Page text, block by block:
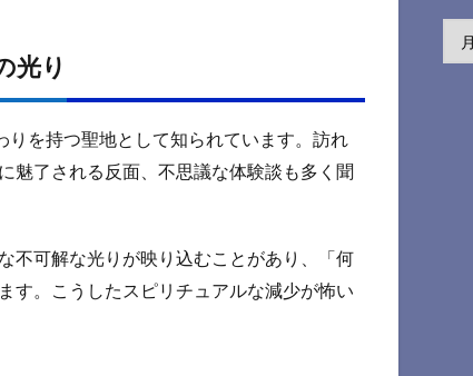
光り
を持つ聖地として知られています。訪れ
魅了される反面、不思議な体験談も多く聞
不可解な光りが映り込むことがあり、「何
す。こうしたスピリチュアルな減少が怖い